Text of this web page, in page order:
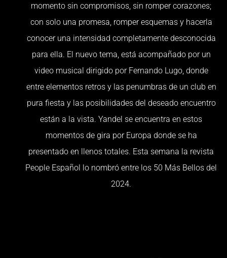
momento sin compromisos, sin romper corazones;
con solo una promesa, romper esquemas y hacerla
conocer una intensidad completamente desconocida
para ella. El nuevo tema, está acompañado por un
video musical dirigido por Fernando Lugo, donde
entre elementos retros y las penumbras de un club en
pura fiesta y las posibilidades del deseado encuentro
están a la vista. Yandel se encuentra en estos
momentos de gira por Europa donde se ha
presentado en llenos totales. Esta semana la revista
People Español lo nombró entre los 50 Más Bellos del
2024.